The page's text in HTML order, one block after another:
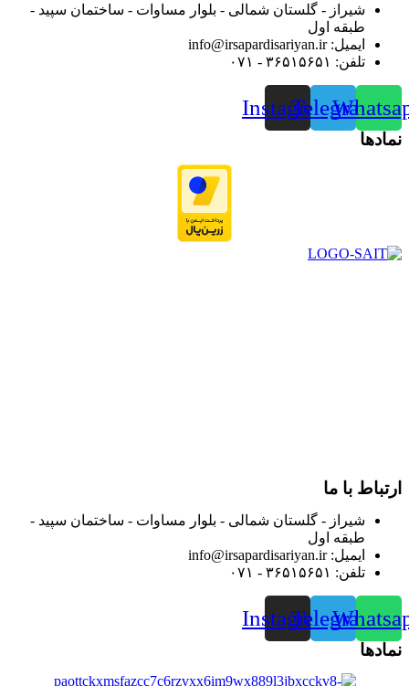
شیراز - گلستان شمالی - بلوار مساوات - ساختمان سپید -
طبقه اول
ایمیل: info@irsapardisariyan.ir
تلفن: ۳۶۵۱۵۶۵۱ - ۰۷۱
Telegram
Instagram
نمادها
ارتباط با ما
شیراز - گلستان شمالی - بلوار مساوات - ساختمان سپید -
طبقه اول
ایمیل: info@irsapardisariyan.ir
تلفن: ۳۶۵۱۵۶۵۱ - ۰۷۱
Telegram
Instagram
نمادها